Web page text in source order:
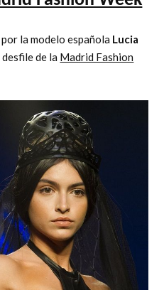
la modelo española Lucia
de la Madrid Fashion